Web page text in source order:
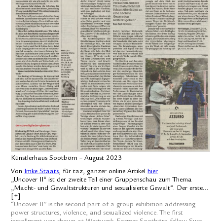
Künstlerhaus Sootbörn – August 2023
Von
Imke Staats, für taz, ganzer online Artikel
hier
„Uncover II“ ist der zweite Teil einer Gruppenschau zum Thema
„Macht- und Gewaltstrukturen und sexualisierte Gewalt“. Der erste
war im Westwerk zu sehen. Die ehemalige Stipendiatin des
Sootbörn, Suse Itzel, geht zusammen mit Jenny Bewer, Simone Karl,
Jay Ritchie und
“Uncover II” is the second part of a group exhibition addressing
power structures, violence, and sexualized violence. The first